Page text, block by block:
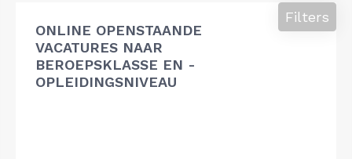
ONLINE OPENSTAANDE
VACATURES NAAR
BEROEPSKLASSE EN -
OPLEIDINGSNIVEAU
Filters